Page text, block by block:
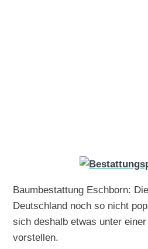
Baumbestattung Eschborn:
Deutschland noch so nicht
sich deshalb etwas unter
vorstellen.